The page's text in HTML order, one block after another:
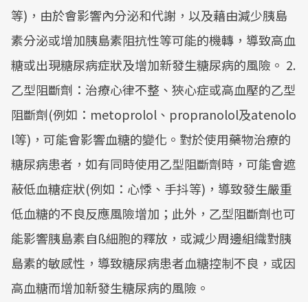
等)，由於會影響內分泌和代謝，以及藉由減少胰島
素分泌或增加胰島素阻抗性等可能的機轉，導致高血
糖或出現糖尿病症狀及增加新發生糖尿病的風險。 2.
乙型阻斷劑：治療心律不整、狹心症或高血壓的乙型
阻斷劑(例如：metoprolol、propranolol及atenolo
l等)，可能會影響血糖的變化。對於使用藥物治療的
糖尿病患者，如有同時使用乙型阻斷劑時，可能會遮
蔽低血糖症狀(例如：心悸、手抖等)，導致發生嚴重
低血糖的不良反應風險增加；此外，乙型阻斷劑也可
能影響胰島素自ß細胞的釋放，或減少周邊組織對胰
島素的敏感性，導致糖尿病患者血糖控制不良，或因
高血糖而增加新發生糖尿病的風險。